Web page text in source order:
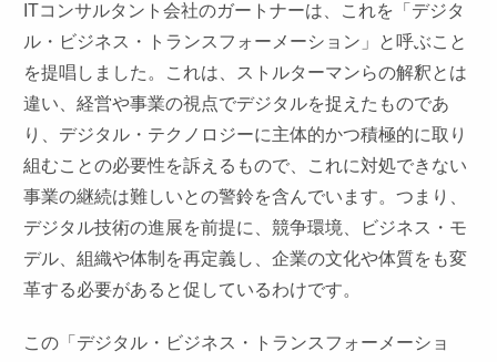
ITコンサルタント会社のガートナーは、これを「デジタ
ル・ビジネス・トランスフォーメーション」と呼ぶこと
を提唱しました。これは、ストルターマンらの解釈とは
違い、経営や事業の視点でデジタルを捉えたものであ
り、デジタル・テクノロジーに主体的かつ積極的に取り
組むことの必要性を訴えるもので、これに対処できない
事業の継続は難しいとの警鈴を含んでいます。つまり、
デジタル技術の進展を前提に、競争環境、ビジネス・モ
デル、組織や体制を再定義し、企業の文化や体質をも変
革する必要があると促しているわけです。
この「デジタル・ビジネス・トランスフォーメーショ